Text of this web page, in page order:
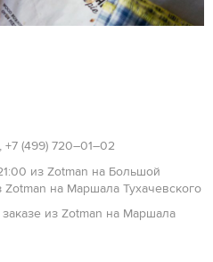
(499) 720–01–02
из Zotman на Большой
на Маршала Тухачевского
из Zotman на Маршала